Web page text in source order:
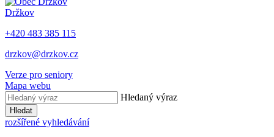
Držkov
+420 483 385 115
drzkov@drzkov.cz
Verze pro seniory
Mapa webu
Hledaný výraz
Hledat
rozšířené vyhledávání